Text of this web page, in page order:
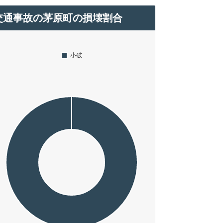
通事故の茅原町の損壊割合